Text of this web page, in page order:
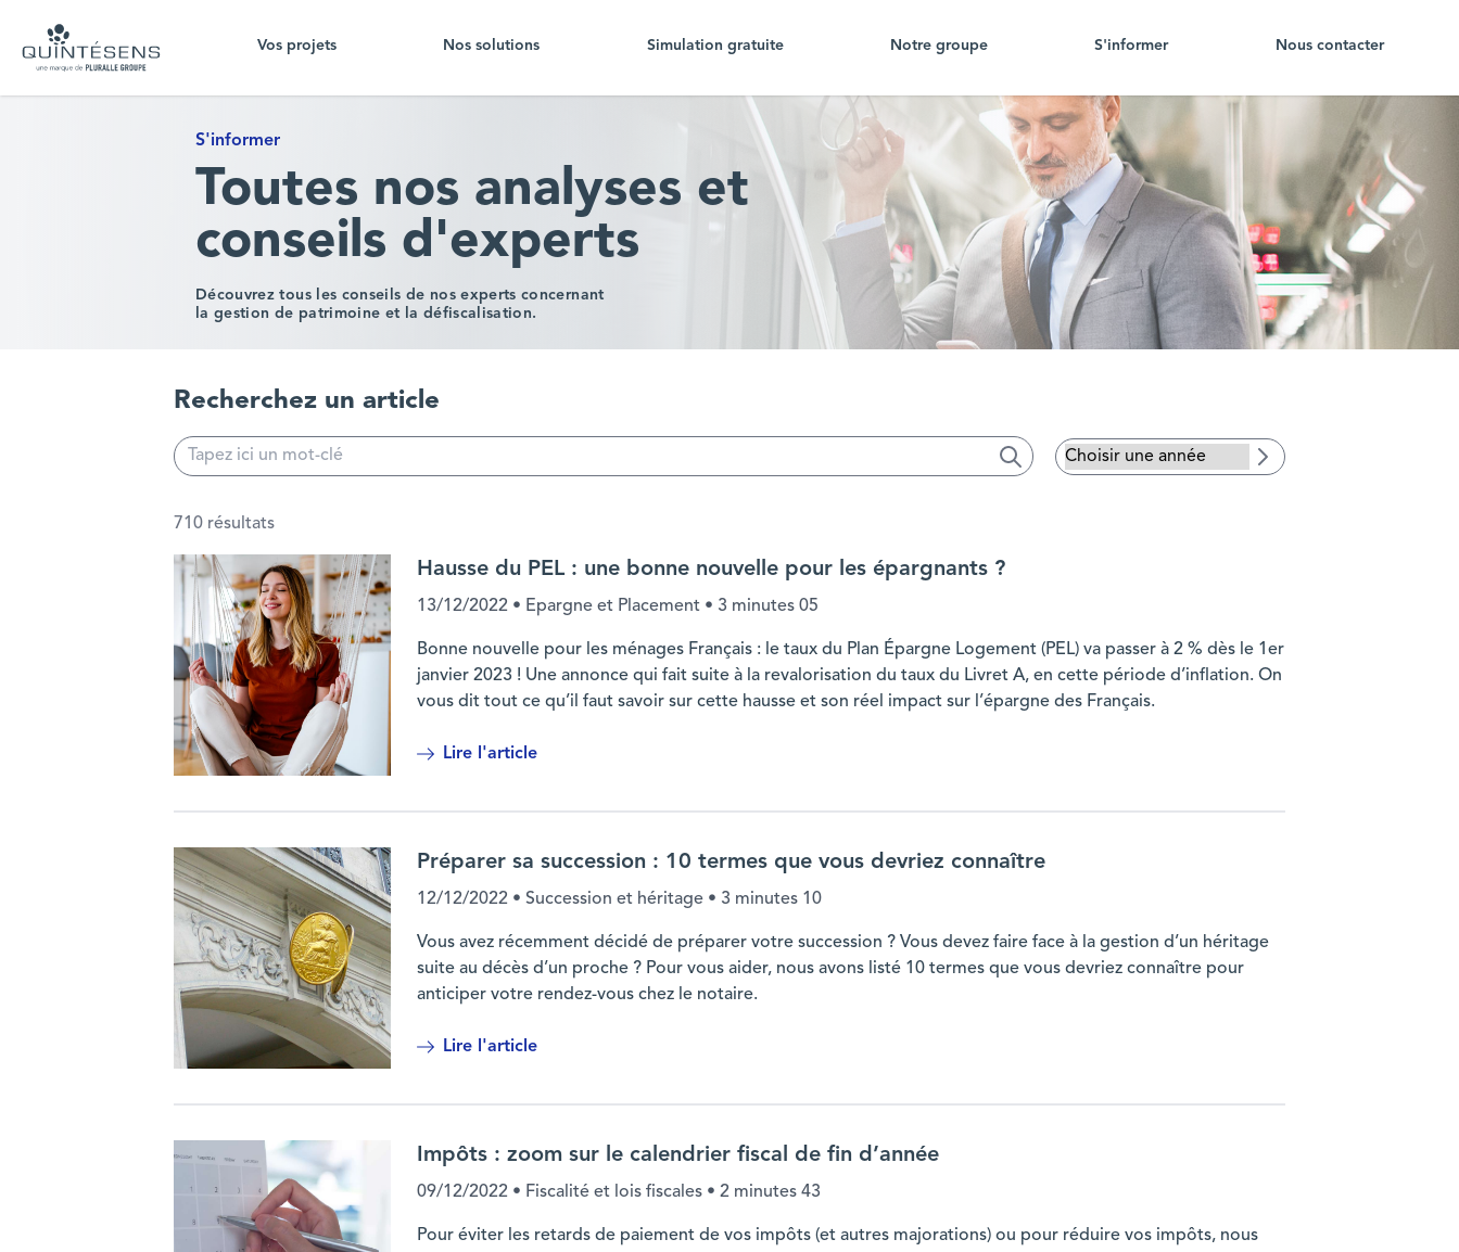
Home page
Vos projets Nos solutions Simulation gratuite Notre groupe S'informer Nous contacter
S'informer
Toutes nos analyses et
conseils d'experts
Découvrez tous les conseils de nos experts concernant
la gestion de patrimoine et la défiscalisation.
Recherchez un article
Search Search
710 résultats
Hausse du PEL : une bonne nouvelle pour les épargnants ?
13/12/2022 • Epargne et Placement • 3 minutes 05
Bonne nouvelle pour les ménages Français : le taux du Plan Épargne Logement (PEL) va passer à 2 % dès le 1er
janvier 2023 ! Une annonce qui fait suite à la revalorisation du taux du Livret A, en cette période d’inflation. On
vous dit tout ce qu’il faut savoir sur cette hausse et son réel impact sur l’épargne des Français.
Lire l'article
Préparer sa succession : 10 termes que vous devriez connaître
12/12/2022 • Succession et héritage • 3 minutes 10
Vous avez récemment décidé de préparer votre succession ? Vous devez faire face à la gestion d’un héritage
suite au décès d’un proche ? Pour vous aider, nous avons listé 10 termes que vous devriez connaître pour
anticiper votre rendez-vous chez le notaire.
Lire l'article
Impôts : zoom sur le calendrier fiscal de fin d’année
09/12/2022 • Fiscalité et lois fiscales • 2 minutes 43
Pour éviter les retards de paiement de vos impôts (et autres majorations) ou pour réduire vos impôts, nous